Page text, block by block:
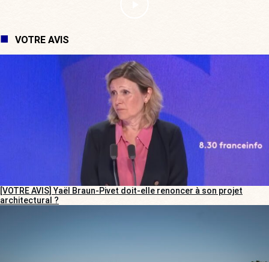
VOTRE AVIS
[VOTRE AVIS] Yaël Braun-Pivet doit-elle renoncer à son projet
architectural ?